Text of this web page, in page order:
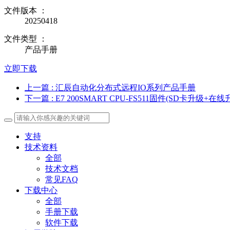
文件版本 ：
20250418
文件类型 ：
产品手册
立即下载
上一篇 : 汇辰自动化分布式远程IO系列产品手册
下一篇 : E7 200SMART CPU-FS511固件(SD卡升级+在线
支持
技术资料
全部
技术文档
常见FAQ
下载中心
全部
手册下载
软件下载